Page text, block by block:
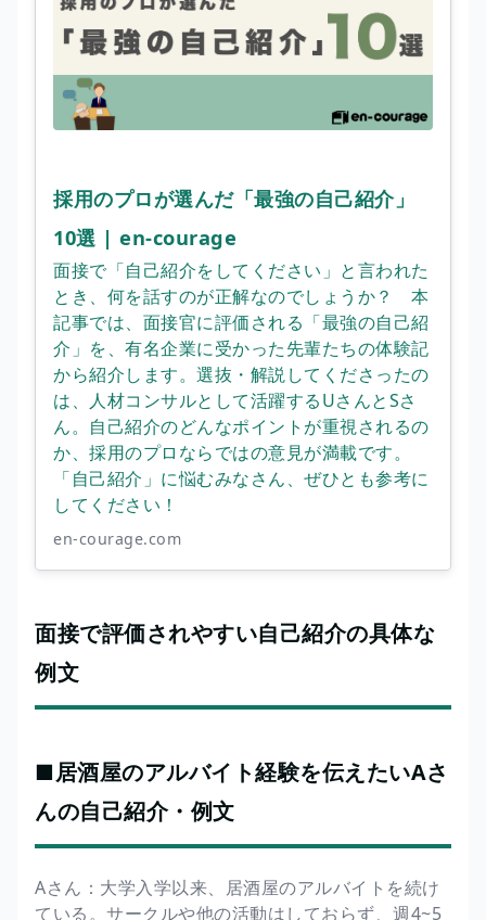
採用のプロが選んだ「最強の自己紹介」
10選 | en-courage
面接で「自己紹介をしてください」と言われた
とき、何を話すのが正解なのでしょうか？ 本
記事では、面接官に評価される「最強の自己紹
介」を、有名企業に受かった先輩たちの体験記
から紹介します。選抜・解説してくださったの
は、人材コンサルとして活躍するUさんとSさ
ん。自己紹介のどんなポイントが重視されるの
か、採用のプロならではの意見が満載です。
「自己紹介」に悩むみなさん、ぜひとも参考に
してください！
en-courage.com
面接で評価されやすい自己紹介の具体な
例文
■居酒屋のアルバイト経験を伝えたいAさ
んの自己紹介・例文
Aさん：大学入学以来、居酒屋のアルバイトを続け
ている。サークルや他の活動はしておらず、週4~5